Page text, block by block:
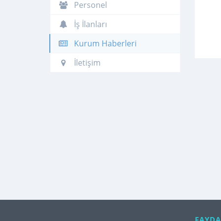
Personel
İş İlanları
Kurum Haberleri
İletişim